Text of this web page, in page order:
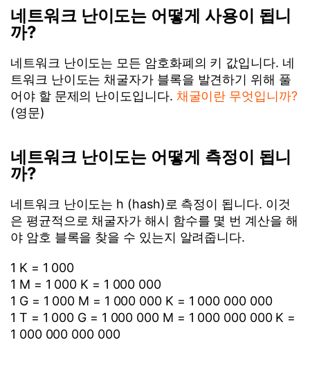
네트워크 난이도는 어떻게 사용이 됩니
까?
네트워크 난이도는 모든 암호화폐의 키 값입니다. 네
트워크 난이도는 채굴자가 블록을 발견하기 위해 풀
어야 할 문제의 난이도입니다. 채굴이란 무엇입니까?
(영문)
네트워크 난이도는 어떻게 측정이 됩니
까?
네트워크 난이도는 h (hash)로 측정이 됩니다. 이것
은 평균적으로 채굴자가 해시 함수를 몇 번 계산을 해
야 암호 블록을 찾을 수 있는지 알려줍니다.
1 K = 1 000
1 M = 1 000 K = 1 000 000
1 G = 1 000 M = 1 000 000 K = 1 000 000 000
1 T = 1 000 G = 1 000 000 M = 1 000 000 000 K =
1 000 000 000 000